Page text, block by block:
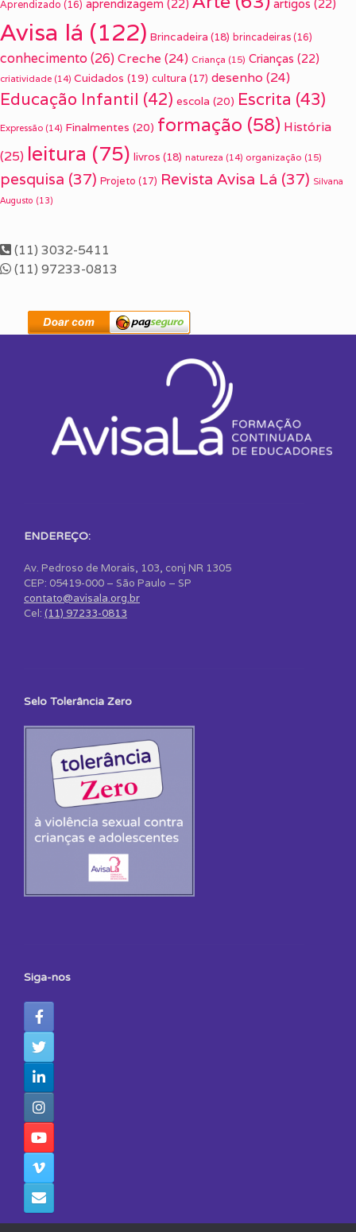
Aprendizado (16) aprendizagem (22) artigos (22)
Avisa lá (122) Brincadeira (18) brincadeiras (16)
conhecimento(26) Creche (24) Criança (15) Crianças (22)
criatividade (14) Cuidados (19) cultura (17) desenho (24)
Educação Infantil (42) escola (20) Escrita (43)
Expressão (14) Finalmentes (20) formação (58) História
(25) leitura (75) livros (18) natureza (14) organização (15)
pesquisa (37) Projeto (17) Revista Avisa Lá (37) Silvana
Augusto (13)
(11) 3032-5411
(11) 97233-0813
ENDEREÇO:
Av. Pedroso de Morais, 103, conj NR 1305
CEP: 05419-000 – São Paulo – SP
contato@avisala.org.br
Cel: (11) 97233-0813
Selo Tolerância Zero
Siga-nos